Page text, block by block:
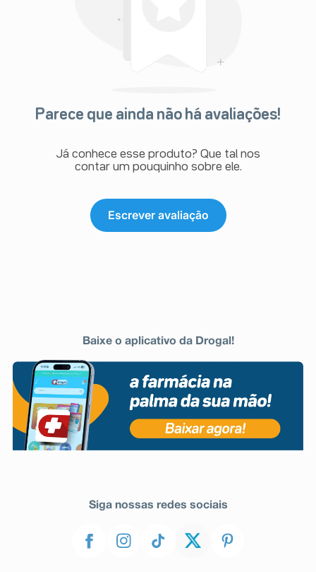
Parece que ainda não há avaliações!
Já conhece esse produto? Que tal nos
contar um pouquinho sobre ele.
Escrever avaliação
Baixe o aplicativo da Drogal!
Siga nossas redes sociais